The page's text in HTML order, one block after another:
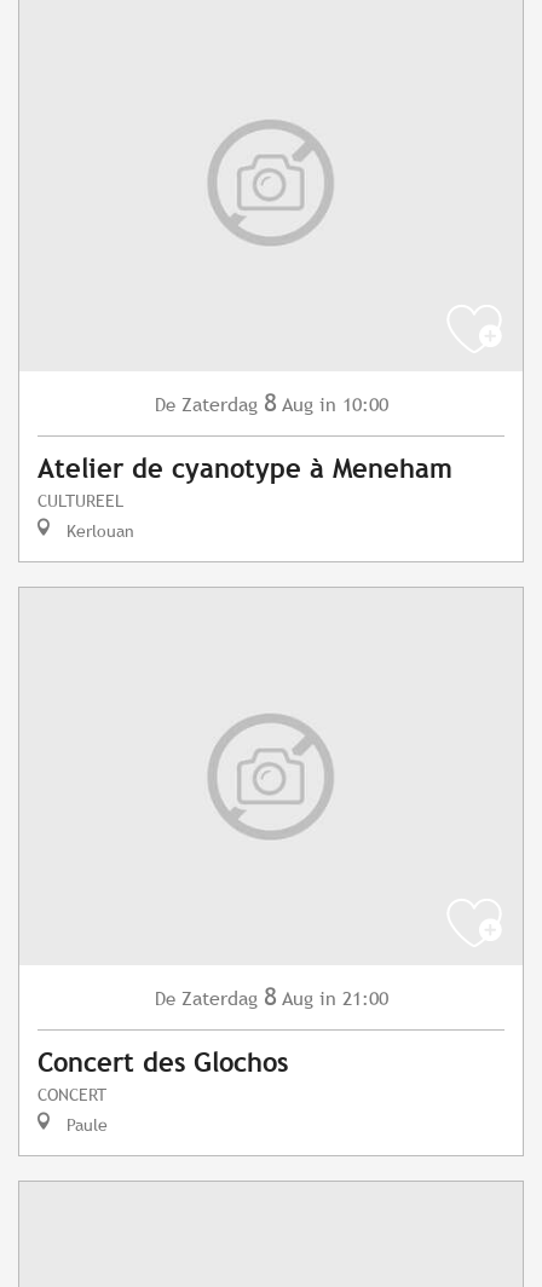
De Zaterdag 8 Aug in 10:00
Atelier de cyanotype à Meneham
CULTUREEL
Kerlouan
De Zaterdag 8 Aug in 21:00
Concert des Glochos
CONCERT
Paule